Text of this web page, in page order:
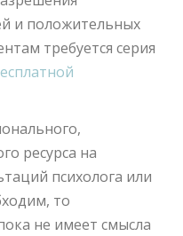
и положительных
требуется серия
ресурса на
психолога или
то
не имеет смысла